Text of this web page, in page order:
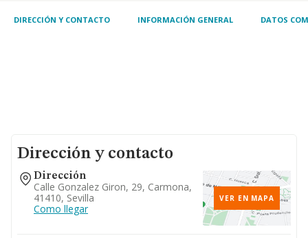
DIRECCIÓN Y CONTACTO INFORMACIÓN GENERAL DATOS
Dirección y contacto
Dirección
Calle Gonzalez Giron, 29, Carmona,
41410, Sevilla
Como llegar
VER EN MAPA